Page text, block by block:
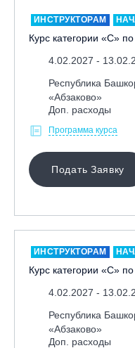
Республика
Санкт-Петербург,
Сочи, ГК «Красная
Сочи, ГК «Роза Хутор»
Сочи, ГТЦ
Узбекистан, ГКЛЦ
ОЧИСТИТЬ
ИНСТРУКТОРАМ
Курс категории «С»
4.02.2027 -
Республика
«Абзаково»
Доп. расходы
Программа курса
Подать Заявку
ИНСТРУКТОРАМ
Курс категории «С»
4.02.2027 -
Республика
«Абзаково»
Доп. расходы